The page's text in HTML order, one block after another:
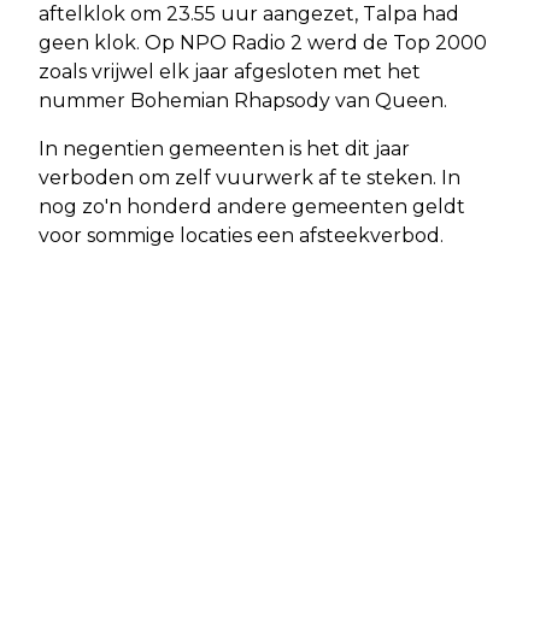
aftelklok om 23.55 uur aangezet, Talpa had
geen klok. Op NPO Radio 2 werd de Top 2000
zoals vrijwel elk jaar afgesloten met het
nummer Bohemian Rhapsody van Queen.
In negentien gemeenten is het dit jaar
verboden om zelf vuurwerk af te steken. In
nog zo'n honderd andere gemeenten geldt
voor sommige locaties een afsteekverbod.